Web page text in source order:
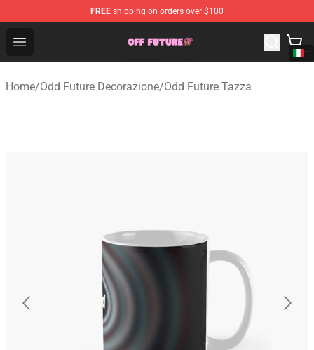
FREE shipping on orders over $100
Open menu
Odd Future Store - Official Odd Future Merchandise Shop
Home/Odd Future Decorazione/Odd Future Tazza